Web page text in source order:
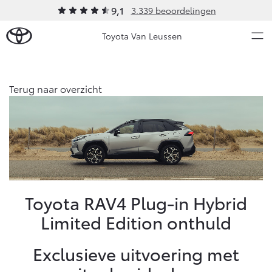
9,1 3.339 beoordelingen
Toyota Van Leussen
Ons bedrijf
Contact en Route
Vacatures
Klantbeoordelingen
Aygo X
HYBRIDE
Vanaf € 23.750,-
Yaris
HYBRIDE
Vanaf € 27.195,-
Occasions
Onderhoud
Diensten
Terug naar overzicht
Toyota RAV4 Plug-in Hybrid
Limited Edition onthuld
Exclusieve uitvoering met